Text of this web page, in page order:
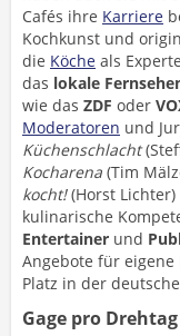
Cafés ihre Karriere
Kochkunst und
die Köche als
das lokale
wie das ZDF oder
Moderatoren und
Küchenschlacht
Kocharena (Tim
kocht!(Horst
kulinarische
Entertainer und
Angebote für
Platz in der
Gage pro Drehtag